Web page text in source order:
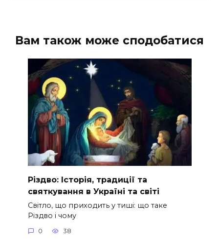
Вам також може сподобатися
Різдво: Історія, традиції та
святкування в Україні та світі
Світло, що приходить у тиші: що таке
Різдво і чому
0 38